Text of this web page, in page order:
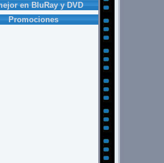
en BluRay y DVD
Promociones